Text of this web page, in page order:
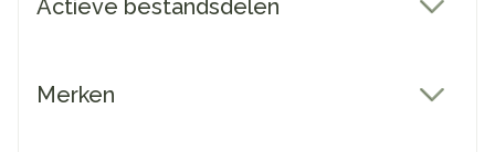
Actieve bestandsdelen
Merken